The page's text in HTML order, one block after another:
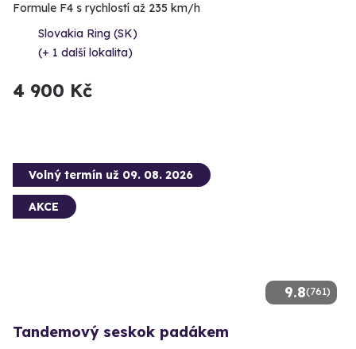
Formule F4 s rychlostí až 235 km/h
Slovakia Ring (SK)
(+ 1 další lokalita)
4 900 Kč
9.8(761)
Volný termín už 09. 08. 2026
AKCE
Tandemový seskok padákem